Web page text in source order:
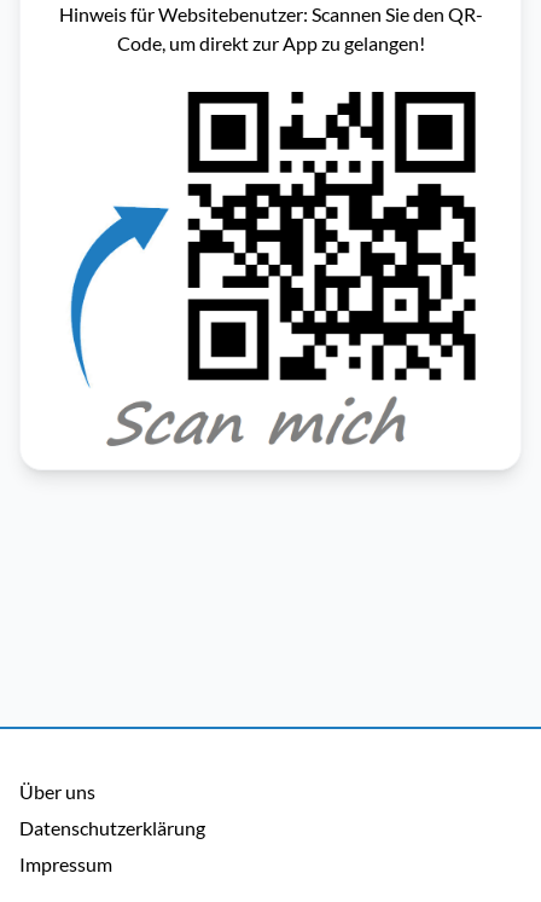
Hinweis für Websitebenutzer: Scannen Sie den QR-
Code, um direkt zur App zu gelangen!
Über uns
Datenschutzerklärung
Impressum